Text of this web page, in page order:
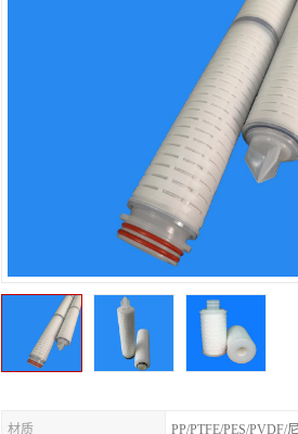
材质 PP/PTFE/PES/PVDF/